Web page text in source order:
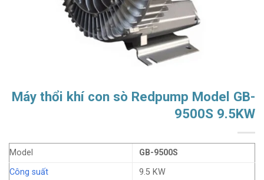
Máy thổi khí con sò Redpump Model GB-
9500S 9.5KW
Model
GB-9500S
Công suất
9.5 KW